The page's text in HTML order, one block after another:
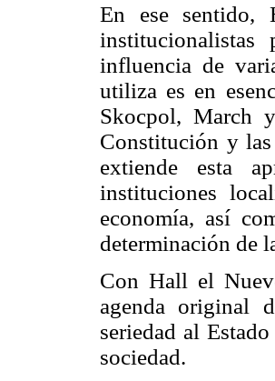
En ese sentido,
influencia de
utiliza es en
Skocpol, March
Constitución y
extiende esta
instituciones
economía, así
determinación de
Con Hall el
agenda original
seriedad al
sociedad.